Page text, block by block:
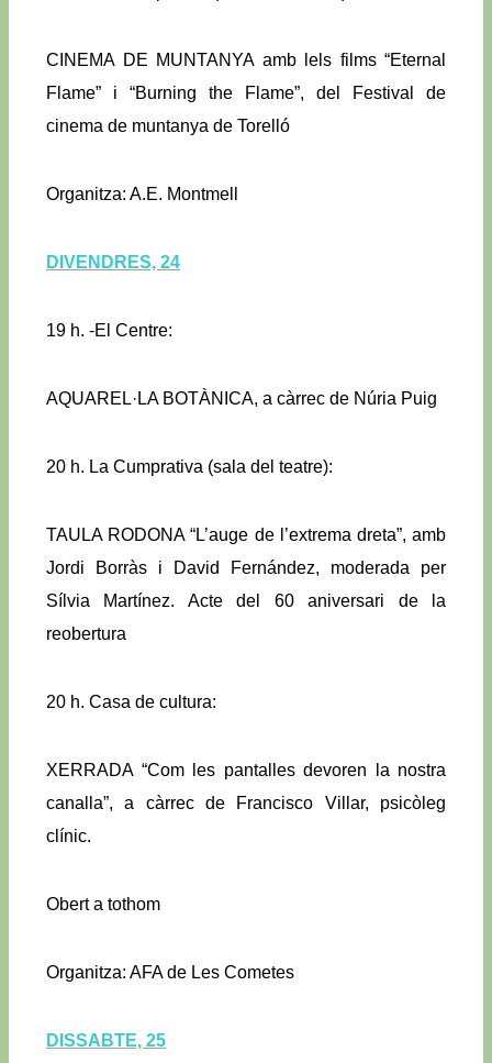
CINEMA DE MUNTANYA amb lels films “Eternal
Flame” i “Burning the Flame”, del Festival de
cinema de muntanya de Torelló
Organitza: A.E. Montmell
DIVENDRES, 24
19 h. -El Centre:
AQUAREL·LA BOTÀNICA, a càrrec de Núria Puig
20 h. La Cumprativa (sala del teatre):
TAULA RODONA “L’auge de l’extrema dreta”, amb
Jordi Borràs i David Fernández, moderada per
Sílvia Martínez. Acte del 60 aniversari de la
reobertura
20 h. Casa de cultura:
XERRADA “Com les pantalles devoren la nostra
canalla”, a càrrec de Francisco Villar, psicòleg
clínic.
Obert a tothom
Organitza: AFA de Les Cometes
DISSABTE, 25